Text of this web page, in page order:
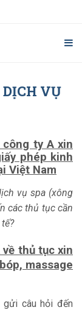
VỤ
ty A xin
phép kinh
Việt Nam
vụ spa (xông
các thủ tục cần
thủ tục xin
massage
câu hỏi đến